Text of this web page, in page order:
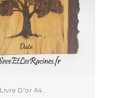
Livre D'or A4...